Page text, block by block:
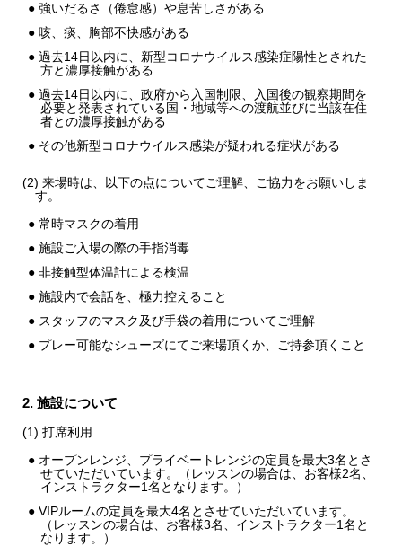
● 強いだるさ（倦怠感）や息苦しさがある
● 咳、痰、胸部不快感がある
● 過去14日以内に、新型コロナウイルス感染症陽性とされた
方と濃厚接触がある
● 過去14日以内に、政府から入国制限、入国後の観察期間を
必要と発表されている国・地域等への渡航並びに当該在住
者との濃厚接触がある
● その他新型コロナウイルス感染が疑われる症状がある
(2) 来場時は、以下の点についてご理解、ご協力をお願いしま
す。
● 常時マスクの着用
● 施設ご入場の際の手指消毒
● 非接触型体温計による検温
● 施設内で会話を、極力控えること
● スタッフのマスク及び手袋の着用についてご理解
● プレー可能なシューズにてご来場頂くか、ご持参頂くこと
2. 施設について
(1) 打席利用
● オープンレンジ、プライベートレンジの定員を最大3名とさ
せていただいています。（レッスンの場合は、お客様2名、
インストラクター1名となります。）
● VIPルームの定員を最大4名とさせていただいています。
（レッスンの場合は、お客様3名、インストラクター1名と
なります。）